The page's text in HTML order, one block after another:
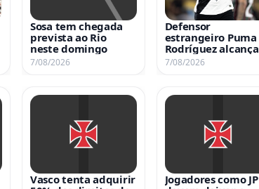
Sosa tem chegada
prevista ao Rio
neste domingo
7/08/2026
Defensor
estrangeiro Puma
Rodríguez alcança
marca histórica de
7/08/2026
Vasco tenta adquirir
Jogadores como JP